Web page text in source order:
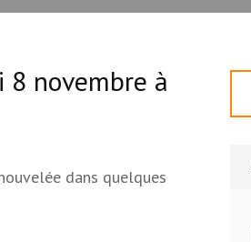
8 novembre à
dans quelques